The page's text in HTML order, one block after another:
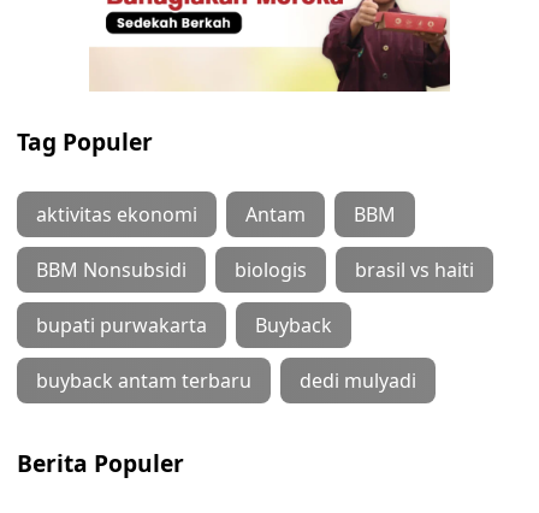
Tag Populer
aktivitas ekonomi Antam BBM
BBM Nonsubsidi biologis brasil vs haiti
bupati purwakarta Buyback
buyback antam terbaru dedi mulyadi
Berita Populer